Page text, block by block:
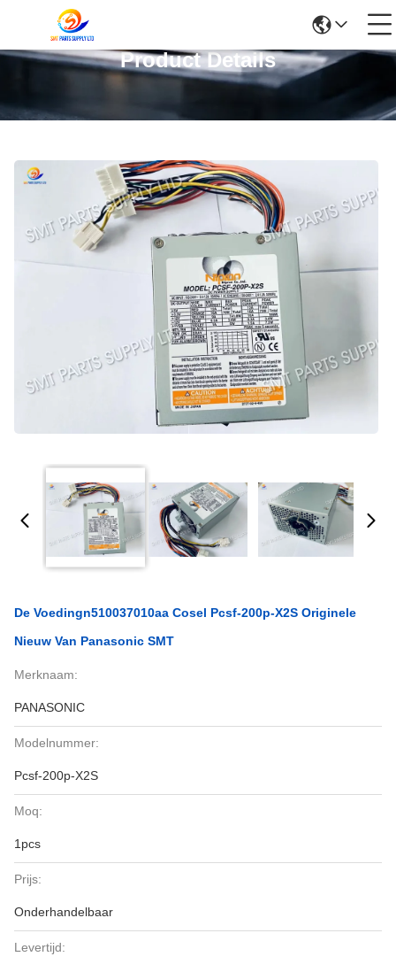
Product Details
De Voedingn510037010aa Cosel Pcsf-200p-X2S Originele
Nieuw Van Panasonic SMT
Merknaam:
PANASONIC
Modelnummer:
Pcsf-200p-X2S
Moq:
1pcs
Prijs:
Onderhandelbaar
Levertijd: